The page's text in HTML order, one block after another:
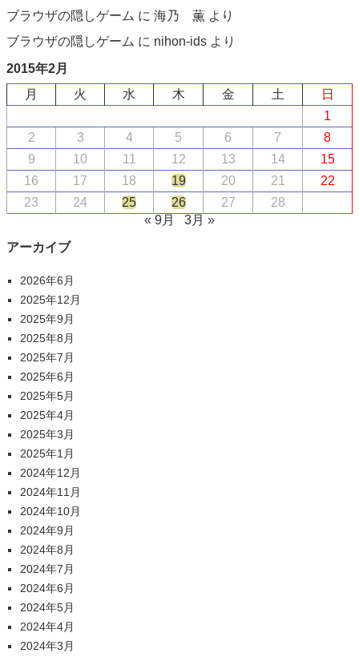
ブラウザの隠しゲーム に 海乃 薫 より
ブラウザの隠しゲーム に nihon-ids より
2015年2月
月
火 水 木 金 土
日
1
2
3 4 5 6 7
8
9
10 11 12 13 14
15
16
17 18 19 20 21
22
23
24 25 26 27
28
« 9月
3月 »
アーカイブ
2026年6月
2025年12月
2025年9月
2025年8月
2025年7月
2025年6月
2025年5月
2025年4月
2025年3月
2025年1月
2024年12月
2024年11月
2024年10月
2024年9月
2024年8月
2024年7月
2024年6月
2024年5月
2024年4月
2024年3月